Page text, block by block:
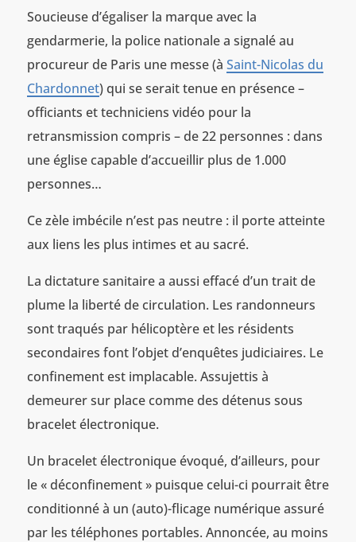
Soucieuse d’égaliser la marque avec la
gendarmerie, la police nationale a signalé au
procureur de Paris une messe (à Saint-Nicolas du
Chardonnet) qui se serait tenue en présence –
officiants et techniciens vidéo pour la
retransmission compris – de 22 personnes : dans
une église capable d’accueillir plus de 1.000
personnes…
Ce zèle imbécile n’est pas neutre : il porte atteinte
aux liens les plus intimes et au sacré.
La dictature sanitaire a aussi effacé d’un trait de
plume la liberté de circulation. Les randonneurs
sont traqués par hélicoptère et les résidents
secondaires font l’objet d’enquêtes judiciaires. Le
confinement est implacable. Assujettis à
demeurer sur place comme des détenus sous
bracelet électronique.
Un bracelet électronique évoqué, d’ailleurs, pour
le « déconfinement » puisque celui-ci pourrait être
conditionné à un (auto)-flicage numérique assuré
par les téléphones portables. Annoncée, au moins